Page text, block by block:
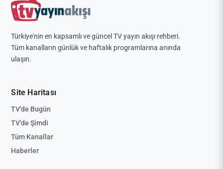
Türkiye'nin en kapsamlı ve güncel TV yayın akışı rehberi.
Tüm kanalların günlük ve haftalık programlarına anında
ulaşın.
Site Haritası
TV'de Bugün
TV'de Şimdi
Tüm Kanallar
Haberler